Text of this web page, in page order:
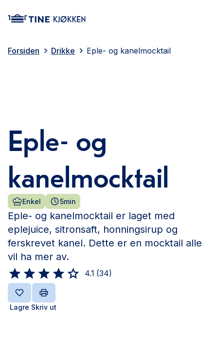
Forsiden Drikke Eple- og kanelmocktail
Eple- og
kanelmocktail
Enkel 5min
Eple- og kanelmocktail er laget med
eplejuice, sitronsaft, honningsirup og
ferskrevet kanel. Dette er en mocktail alle
vil ha mer av.
4.1 (34)
Lagre Skriv ut